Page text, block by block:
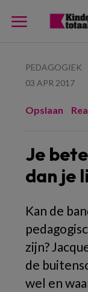
PEDAGOGIEK
03 APR 2017
Opslaan
Je
dan je
Kan de
zijn?
de
wel en